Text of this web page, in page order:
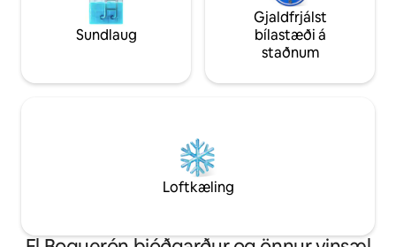
Sundlaug
Gjaldfrjálst
bílastæði á
staðnum
Loftkæling